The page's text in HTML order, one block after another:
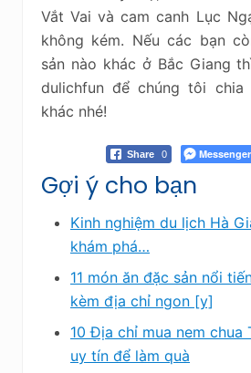
Vắt Vai và cam canh Lục
không kém. Nếu các bạn
sản nào khác ở Bắc Giang
dulichfun để chúng tôi
khác nhé!
Share 0 Messenger
Gợi ý cho bạn
Kinh nghiệm du lịch Hà
khám phá…
11 món ăn đặc sản nổi
kèm địa chỉ ngon [y]
10 Địa chỉ mua nem chua
uy tín để làm quà